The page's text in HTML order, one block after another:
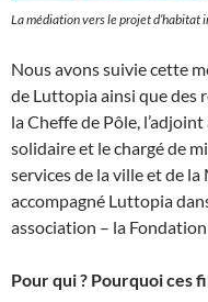
La médiation vers le projet
Nous avons suivie cette
de Luttopia ainsi que des
la Cheffe de Pôle,
solidaire et le chargé de
services de la ville et de
accompagné Luttopia
association – la
Pour qui ? Pourquoi ces